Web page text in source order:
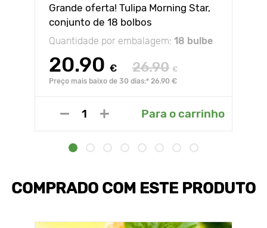
Grande oferta! Tulipa Morning Star,
conjunto de 18 bolbos
Quantidade por embalagem: 18 bulbe
20.90 € 26.90 €
Preço mais baixo de 30 dias:* 26.90 €
Para o carrinho
COMPRADO COM ESTE PRODUTO